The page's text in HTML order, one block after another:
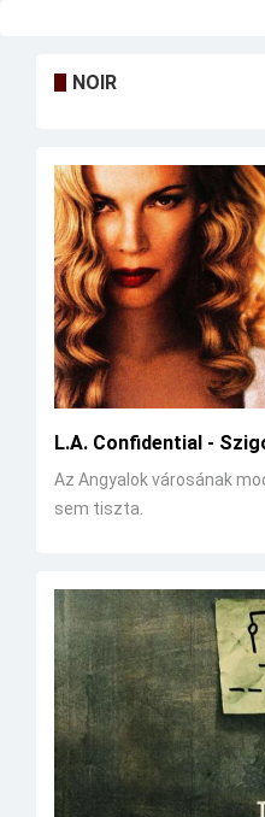
NOIR
L.A. Confidential -
Az Angyalok városának
sem tiszta.